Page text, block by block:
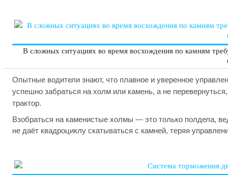
В сложных ситуациях во время восхождения по камням
Опытные водители знают, что плавное и уверенное
успешно забраться на холм или камень, а не
трактор.
Взобраться на каменистые холмы — это только полдела,
не даёт квадроциклу скатываться с камней, теряя